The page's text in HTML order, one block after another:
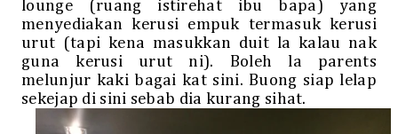
lounge (ruang istirehat ibu bapa) yang
menyediakan kerusi empuk termasuk kerusi
urut (tapi kena masukkan duit la kalau nak
guna kerusi urut ni). Boleh la parents
melunjur kaki bagai kat sini. Buong siap lelap
sekejap di sini sebab dia kurang sihat.